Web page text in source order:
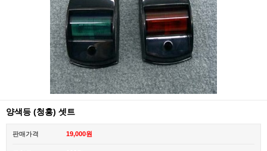
양색등 (청홍) 셋트
판매가격 19,000원